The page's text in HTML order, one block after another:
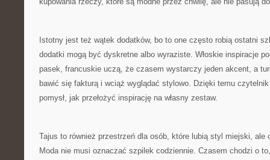
Istotny jest też wątek dodatków, bo to one często robią ostatni
dodatki mogą być dyskretne albo wyraziste. Włoskie inspiracje
pasek, francuskie uczą, że czasem wystarczy jeden akcent, a
bawić się fakturą i wciąż wyglądać stylowo. Dzięki temu
pomysł, jak przełożyć inspirację na własny zestaw.
Tajus to również przestrzeń dla osób, które lubią styl miejski, ale
Moda nie musi oznaczać szpilek codziennie. Czasem chodzi o